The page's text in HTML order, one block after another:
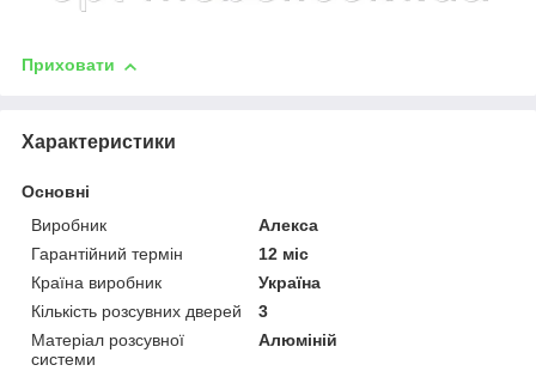
Приховати
Характеристики
Основні
Виробник
Алекса
Гарантійний термін
12 міс
Країна виробник
Україна
Кількість розсувних дверей
3
Матеріал розсувної
системи
Алюміній